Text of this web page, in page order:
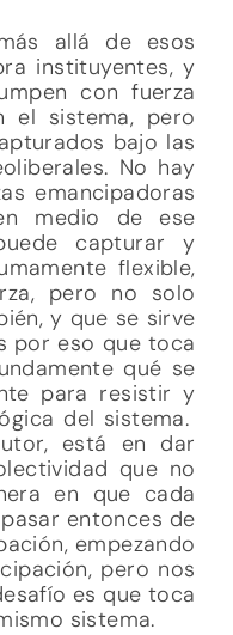
allá de esos
instituyentes, y
con fuerza
el sistema, pero
bajo las
No hay
emancipadoras
medio de ese
capturar y
flexible,
pero no solo
y que se sirve
por eso que toca
qué se
para resistir y
del sistema.
está en dar
que no
en que cada
entonces de
empezando
pero nos
es que toca
sistema.